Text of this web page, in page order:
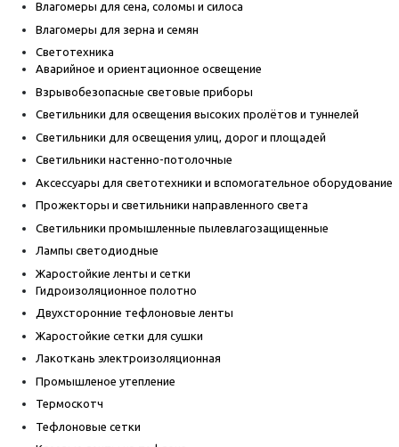
Влагомеры для сена, соломы и силоса
Влагомеры для зерна и семян
Светотехника
Аварийное и ориентационное освещение
Взрывобезопасные световые приборы
Светильники для освещения высоких пролётов и туннелей
Светильники для освещения улиц, дорог и площадей
Светильники настенно-потолочные
Аксессуары для светотехники и вспомогательное оборудование
Прожекторы и светильники направленного света
Светильники промышленные пылевлагозащищенные
Лампы светодиодные
Жаростойкие ленты и сетки
Гидроизоляционное полотно
Двухсторонние тефлоновые ленты
Жаростойкие сетки для сушки
Лакоткань электроизоляционная
Промышленое утепление
Термоскотч
Тефлоновые сетки